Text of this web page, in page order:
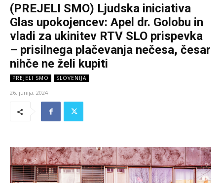
(PREJELI SMO) Ljudska iniciativa
Glas upokojencev: Apel dr. Golobu in
vladi za ukinitev RTV SLO prispevka
– prisilnega plačevanja nečesa, česar
nihče ne želi kupiti
PREJELI SMO SLOVENIJA
26. junija, 2024